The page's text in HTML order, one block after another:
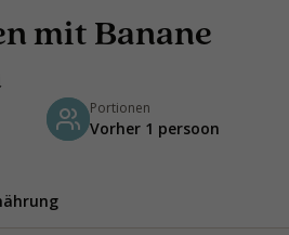
mit Banane
Portionen
Vorher 1 persoon